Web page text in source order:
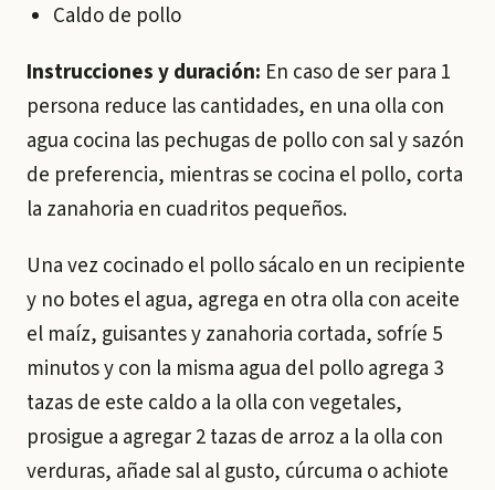
Caldo de pollo
Instrucciones y duración: En caso de ser para 1
persona reduce las cantidades, en una olla con
agua cocina las pechugas de pollo con sal y sazón
de preferencia, mientras se cocina el pollo, corta
la zanahoria en cuadritos pequeños.
Una vez cocinado el pollo sácalo en un recipiente
y no botes el agua, agrega en otra olla con aceite
el maíz, guisantes y zanahoria cortada, sofríe 5
minutos y con la misma agua del pollo agrega 3
tazas de este caldo a la olla con vegetales,
prosigue a agregar 2 tazas de arroz a la olla con
verduras, añade sal al gusto, cúrcuma o achiote